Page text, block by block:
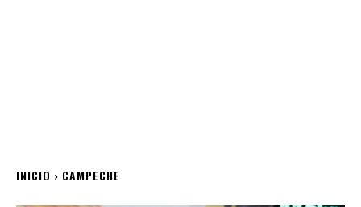
INICIO CAMPECHE